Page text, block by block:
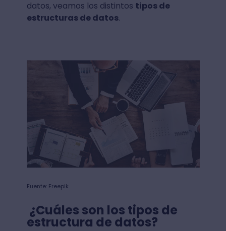
datos, veamos los distintos tipos de
estructuras de datos.
Fuente: Freepik
¿Cuáles son los tipos de
estructura de datos?